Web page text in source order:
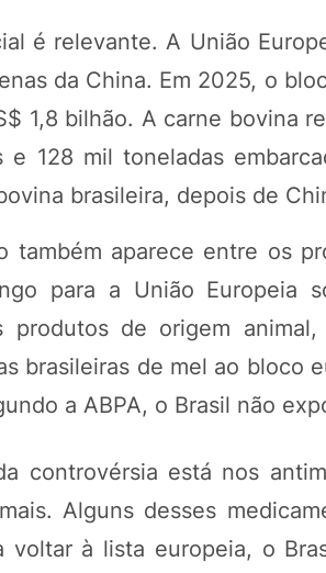
é relevante. A União
da China. Em 2025, o
1,8 bilhão. A carne bovina
e 128 mil toneladas
brasileira, depois de
também aparece entre os
para a União Europeia
produtos de origem
brasileiras de mel ao bloco
a ABPA, o Brasil não
controvérsia está nos
Alguns desses
voltar à lista europeia, o